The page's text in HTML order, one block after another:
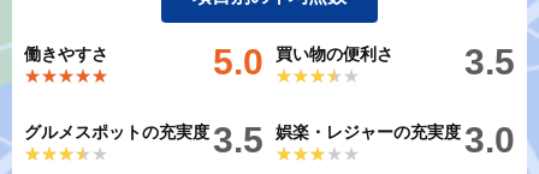
働きやすさ
★★★★★
★★★★★ 5.0
買い物の便利さ
★★★★★
★★★★★ 3.5
グルメスポットの充実度
★★★★★
★★★★★ 3.5
娯楽・レジャーの充実度
★★★★★
★★★★★ 3.0